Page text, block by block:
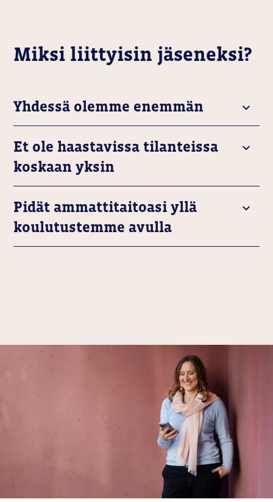
Miksi liittyisin jäseneksi?
Yhdessä olemme enemmän
Et ole haastavissa tilanteissa
koskaan yksin
Pidät ammattitaitoasi yllä
koulutustemme avulla